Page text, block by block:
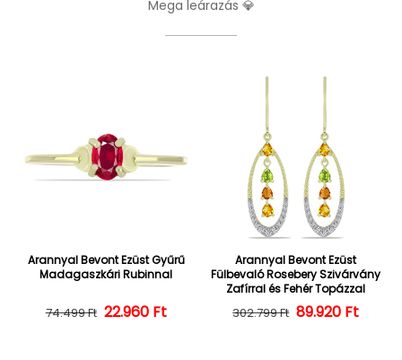
Mega leárazás 💎
Arannyal Bevont Ezüst Gyűrű
Madagaszkári Rubinnal
Normál ár
74.499 Ft Kedvezményes ár
22.960 Ft
Arannyal Bevont Ezüst
Fülbevaló Rosebery Szivárvány
Zafírral és Fehér Topázzal
Normál ár
302.799 Ft 89.920 Ft